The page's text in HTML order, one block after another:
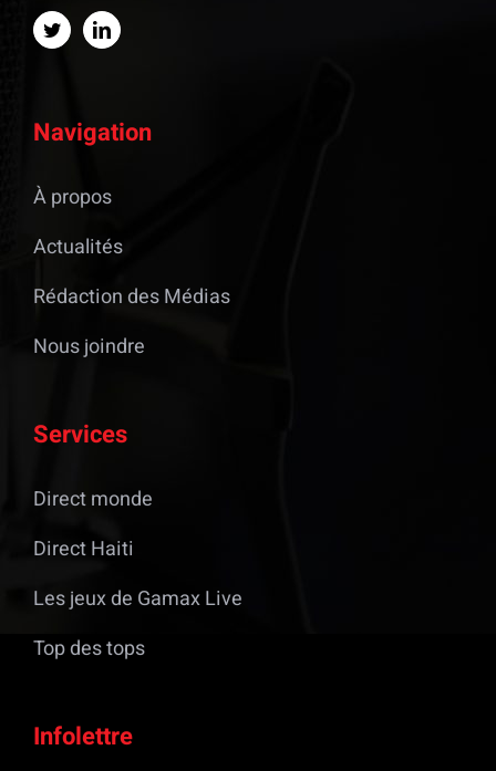
Navigation
À propos
Actualités
Rédaction des Médias
Nous joindre
Services
Direct monde
Direct Haiti
Les jeux de Gamax Live
Top des tops
Infolettre